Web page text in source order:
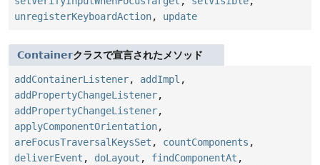
unregisterKeyboardAction, update
Containerクラスで宣言されたメソッド
addContainerListener, addImpl ,
addPropertyChangeListener,
addPropertyChangeListener,
applyComponentOrientation,
areFocusTraversalKeysSet , countComponents ,
deliverEvent , doLayout , findComponentAt ,